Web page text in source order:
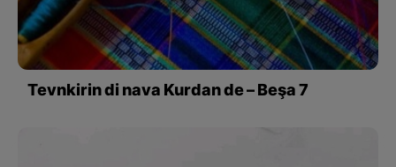
Tevnkirin di nava Kurdan de – Beşa 7